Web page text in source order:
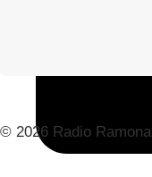
© 2026 Radio Ramona